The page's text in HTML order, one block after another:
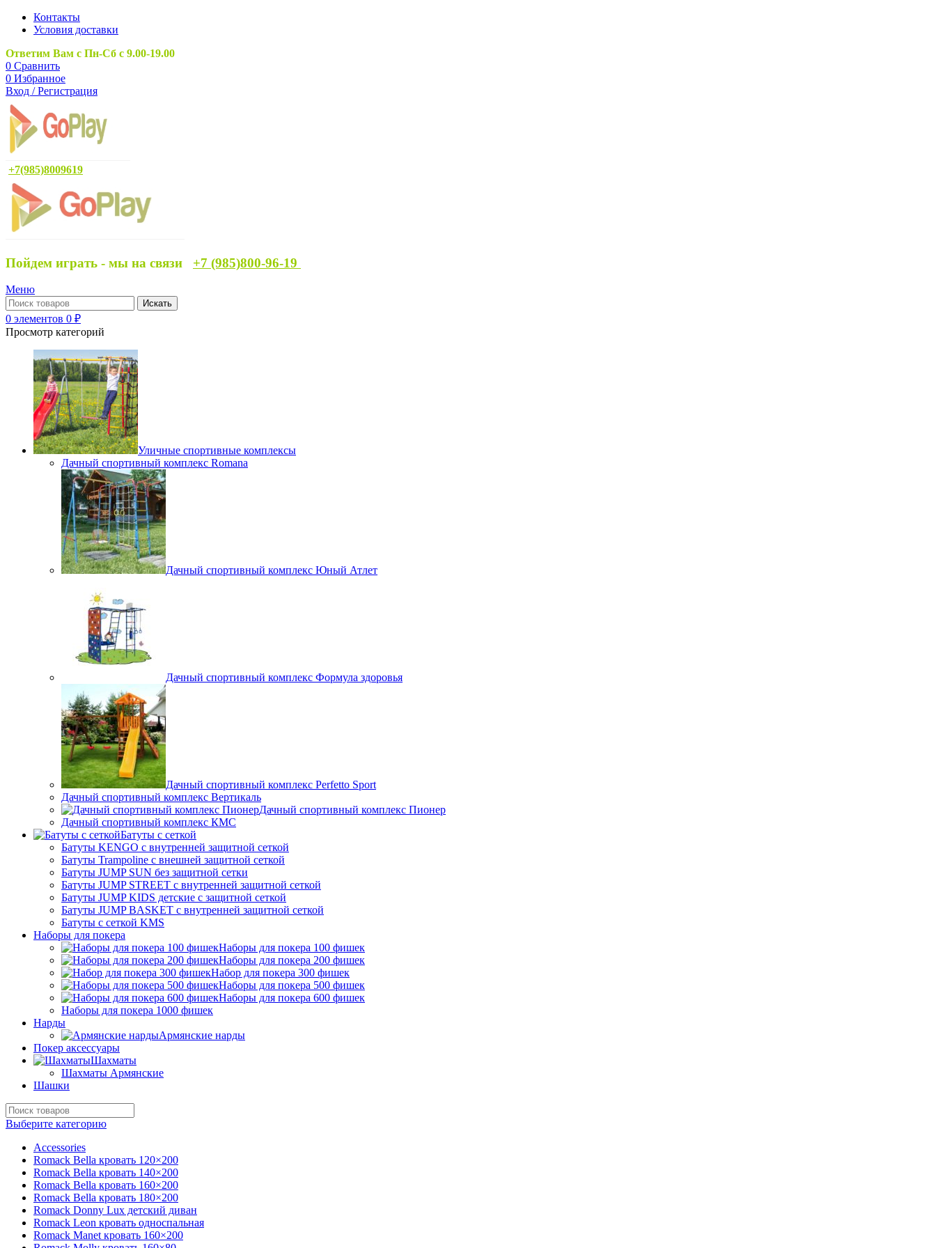
Контакты
Условия доставки
Ответим Вам с Пн-Сб с 9.00-19.00
0 Сравнить
0 Избранное
Вход / Регистрация
+7(985)8009619
Пойдем играть - мы на связи +7 (985)800-96-19
Меню
Искать
0 элементов 0 ₽
Просмотр категорий
Уличные спортивные комплексы
Дачный спортивный комплекс Romana
Дачный спортивный комплекс Юный Атлет
Дачный спортивный комплекс Формула здоровья
Дачный спортивный комплекс Perfetto Sport
Дачный спортивный комплекс Вертикаль
Дачный спортивный комплекс Пионер
Дачный спортивный комплекс КМС
Батуты с сеткой
Батуты KENGO с внутренней защитной сеткой
Батуты Trampoline с внешней защитной сеткой
Батуты JUMP SUN без защитной сетки
Батуты JUMP STREET с внутренней защитной сеткой
Батуты JUMP KIDS детские с защитной сеткой
Батуты JUMP BASKET с внутренней защитной сеткой
Батуты с сеткой KMS
Наборы для покера
Наборы для покера 100 фишек
Наборы для покера 200 фишек
Набор для покера 300 фишек
Наборы для покера 500 фишек
Наборы для покера 600 фишек
Наборы для покера 1000 фишек
Нарды
Армянские нарды
Покер аксессуары
Шахматы
Шахматы Армянские
Шашки
Выберите категорию
Accessories
Romack Bella кровать 120×200
Romack Bella кровать 140×200
Romack Bella кровать 160×200
Romack Bella кровать 180×200
Romack Donny Lux детский диван
Romack Leon кровать односпальная
Romack Manet кровать 160×200